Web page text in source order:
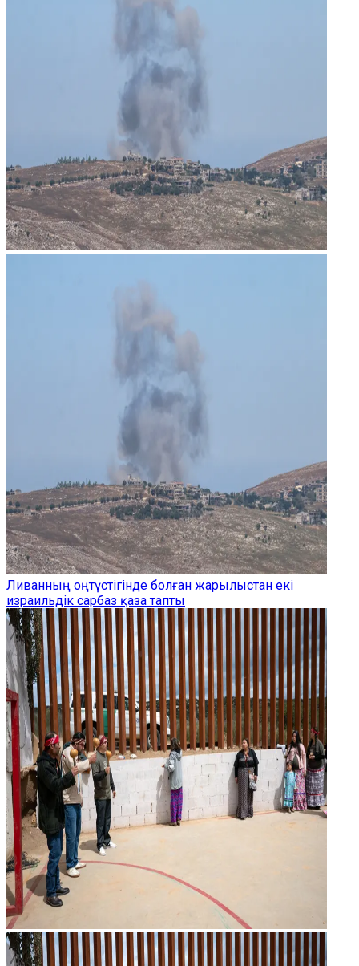
Ливанның оңтүстігінде болған жарылыстан екі
израильдік сарбаз қаза тапты